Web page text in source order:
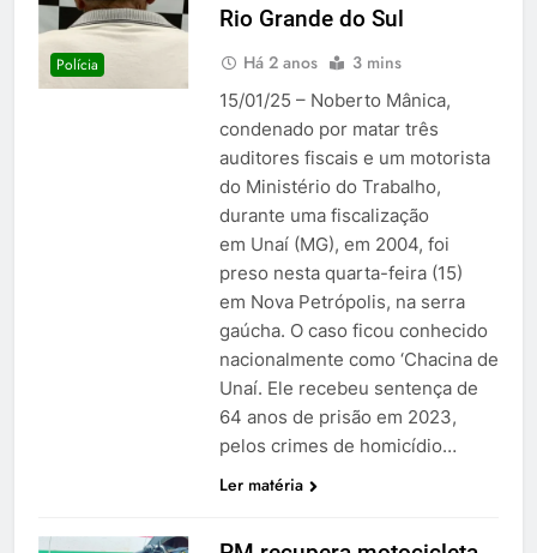
Polícia
Rio Grande do Sul
Há 2 anos 3 mins
15/01/25 – Noberto Mânica,
condenado por matar três
auditores fiscais e um motorista
do Ministério do Trabalho,
durante uma fiscalização
em Unaí (MG), em 2004, foi
preso nesta quarta-feira (15)
em Nova Petrópolis, na serra
gaúcha. O caso ficou conhecido
nacionalmente como ‘Chacina de
Unaí. Ele recebeu sentença de
64 anos de prisão em 2023,
pelos crimes de homicídio…
Ler matéria